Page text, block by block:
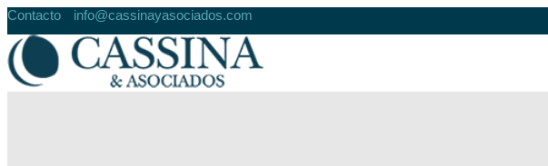
Contacto info@cassinayasociados.com